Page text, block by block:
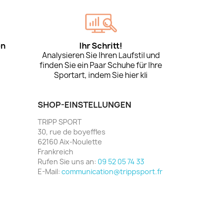
Ihr Schritt!
Analysieren Sie Ihren Laufstil und
finden Sie ein Paar Schuhe für Ihre
Sportart, indem Sie hier kli
SHOP-EINSTELLUNGEN
TRIPP SPORT
30, rue de boyeffles
62160 Aix-Noulette
Frankreich
Rufen Sie uns an: 09 52 05 74 33
E-Mail: communication@trippsport.fr